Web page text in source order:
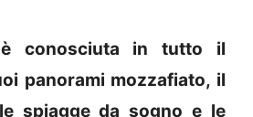
è conosciuta in tutto il
panorami mozzafiato, il
spiagge da sogno e le